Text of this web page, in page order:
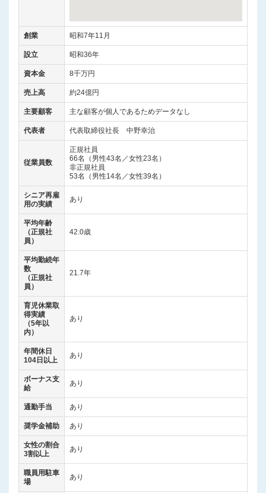
創業 昭和7年11月
設立 昭和36年
資本金 8千万円
売上高 約24億円
主要顧客 主な顧客が個人であるためデータなし
代表者 代表取締役社長 中野幸治
従業員数
正規社員
66名（男性43名／女性23名）
非正規社員
53名（男性14名／女性39名）
シニア再雇
用の実績
あり
平均年齢
（正規社
員）
42.0歳
平均勤続年
数
（正規社
員）
21.7年
育児休業取
得実績
（5年以
内）
あり
年間休日
104日以上
あり
ボーナス支
給
あり
通勤手当 あり
奨学金補助 あり
女性の割合
3割以上
あり
職員用駐車
場
あり